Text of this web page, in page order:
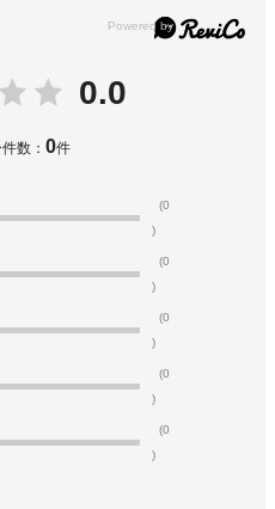
0.0
数： 0件
(0
)
(0
)
(0
)
(0
)
(0
)